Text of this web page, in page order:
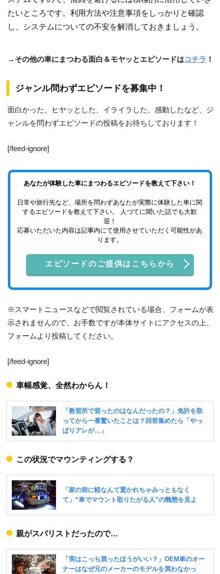
たいところです。利用方法や注意事項をしっかりと確認
し、システムについての不安を解消しておきましょう。
→その他の車にまつわる面白＆モヤッとエピソードはコチラ ！
ジャンル問わずエピソードを募集中！
面白かった、ヒヤッとした、イライラした、感動したなど、ジ
ャンルを問わずエピソードの投稿をお待ちしております！
[/feed-ignore]
あなたが体験した車にまつわるエピソードを教えて下さい！
日常や旅行先など、場所を問わずあなたが実際に体験した車に関
するエピソードを教えて下さい。 人づてに聞いた話でも大歓
迎！
応募いただいた内容は記事内にて使用させていただく可能性があ
ります。
エピソードのご提供はこちらから
※スマートニュースなどで閲覧されている場合、フォームが表
示されませんので、お手数ですが本体サイトにアクセスの上、
フォームより投稿してください。
[/feed-ignore]
車幅感覚、全然わからん！
この状況でマウンティングする？
親がスバリストだったので…